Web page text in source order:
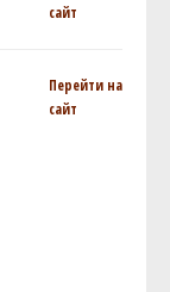
сайт
Перейти на
сайт